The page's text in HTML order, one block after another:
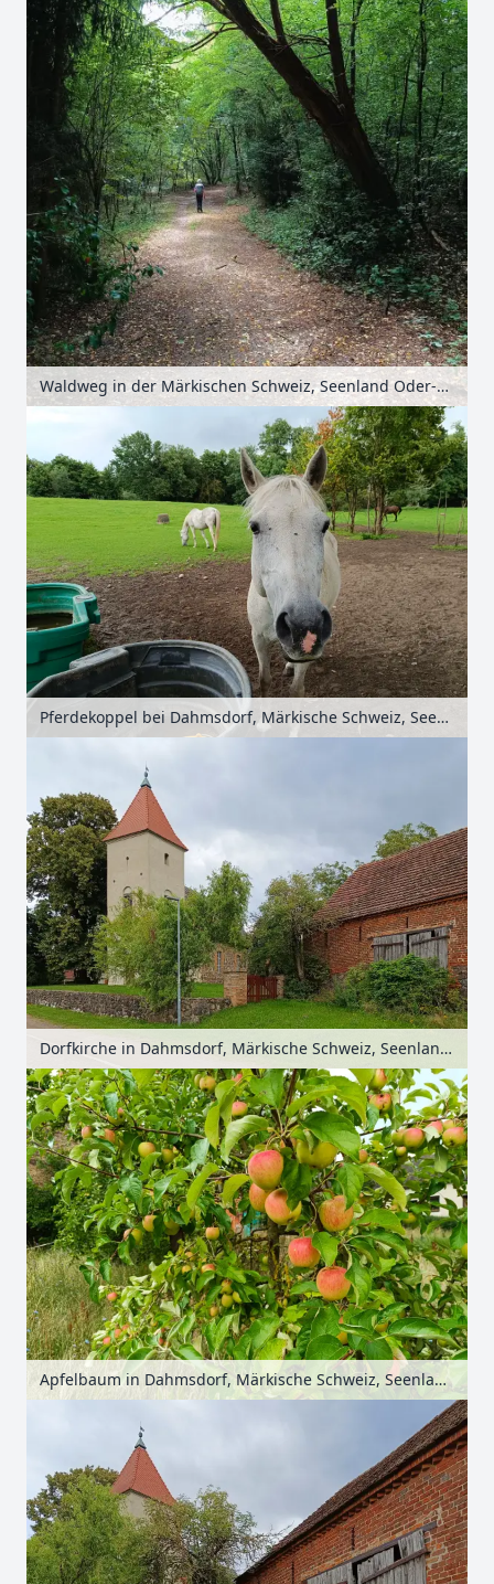
Waldweg in der Märkischen Schweiz, Seenland Oder-Spree, Brandenburg, Deutschland
Pferdekoppel bei Dahmsdorf, Märkische Schweiz, Seenland Oder-Spree, Brandenburg, Deutschland
Dorfkirche in Dahmsdorf, Märkische Schweiz, Seenland Oder-Spree, Brandenburg, Deutschland
Apfelbaum in Dahmsdorf, Märkische Schweiz, Seenland Oder-Spree, Brandenburg, Deutschland